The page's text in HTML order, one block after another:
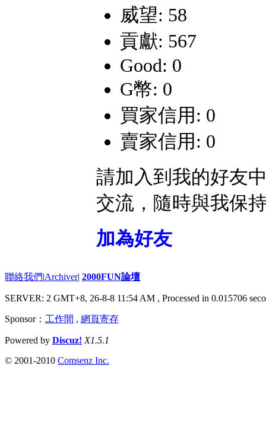
威望: 58
貢獻: 567
Good: 0
G幣: 0
買家信用: 0
賣家信用: 0
請加入到我的好友
交流，隨時與我保
加為好友
聯絡我們|Archiver| 2000FUN論壇
SERVER: 2 GMT+8, 26-8-8 11:54 AM , Processed in 0.015706
Sponsor： 工作間 , 網頁寄存
Powered by Discuz! X1.5.1
© 2001-2010 Comsenz Inc.